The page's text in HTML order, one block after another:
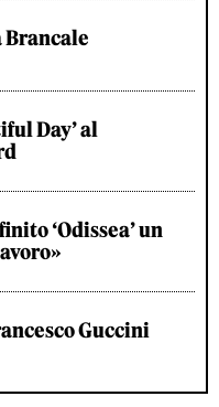
Brancale
Day’ al
‘Odissea’ un
Guccini